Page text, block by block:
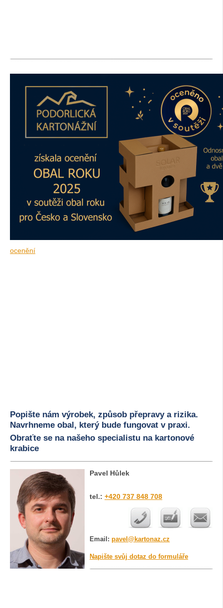
ocenění
Popište nám výrobek, způsob přepravy a rizika.
Navrhneme obal, který bude fungovat v praxi.
Obraťte se na našeho specialistu na kartonové
krabice
Pavel Hůlek
tel.: +420 737 848 708
Email: pavel@kartonaz.cz
Napište svůj dotaz do formuláře